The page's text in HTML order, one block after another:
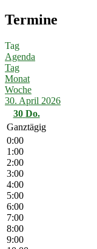
Termine
Tag
Agenda
Tag
Monat
Woche
30. April 2026
30 Do.
Ganztägig
0:00
1:00
2:00
3:00
4:00
5:00
6:00
7:00
8:00
9:00